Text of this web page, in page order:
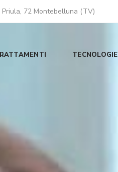
72 Montebelluna (TV)
TECNOLOGIE